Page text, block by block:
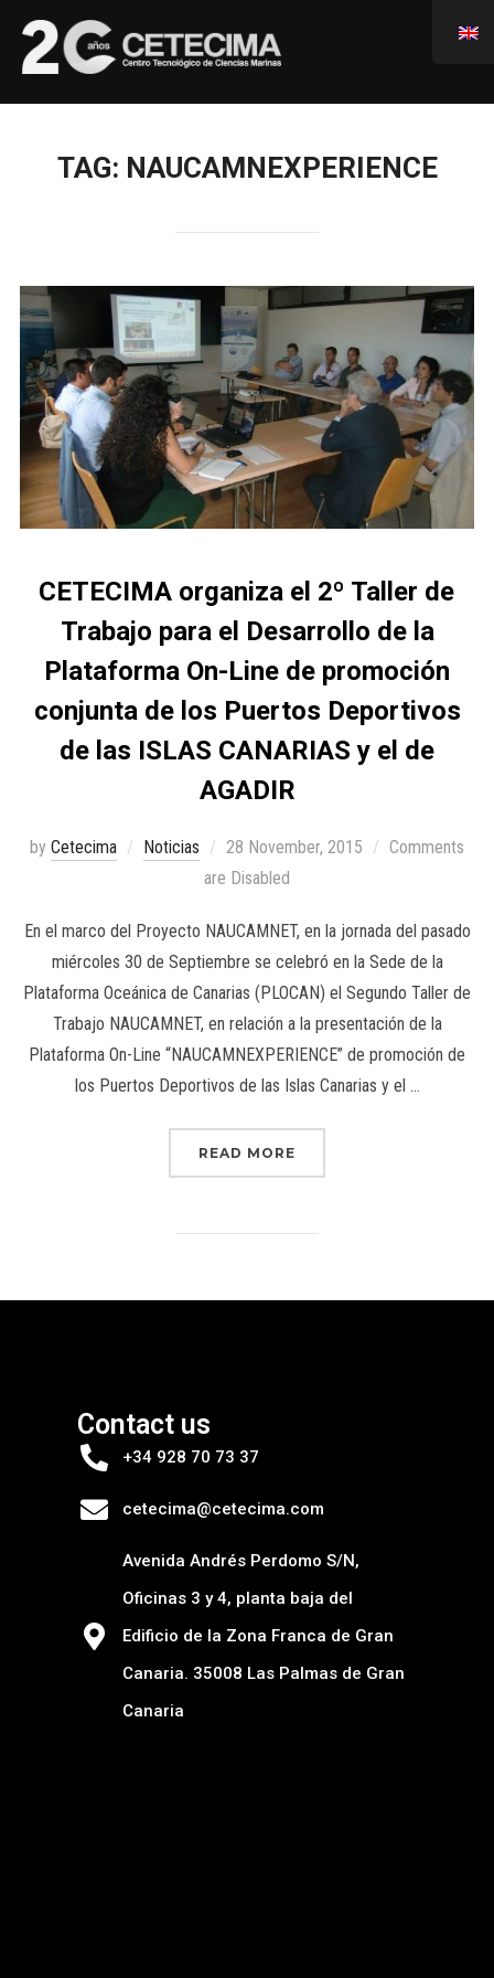
TAG: NAUCAMNEXPERIENCE
CETECIMA organiza el 2º Taller de
Trabajo para el Desarrollo de la
Plataforma On-Line de promoción
conjunta de los Puertos Deportivos
de las ISLAS CANARIAS y el de
AGADIR
by Cetecima Noticias 28 November, 2015
Comments
are Disabled
En el marco del Proyecto NAUCAMNET, en la jornada del pasado
miércoles 30 de Septiembre se celebró en la Sede de la
Plataforma Oceánica de Canarias (PLOCAN) el Segundo Taller de
Trabajo NAUCAMNET, en relación a la presentación de la
Plataforma On-Line “NAUCAMNEXPERIENCE” de promoción de
los Puertos Deportivos de las Islas Canarias y el …
READ MORE
Contact us
+34 928 70 73 37
cetecima@cetecima.com
Avenida Andrés Perdomo S/N,
Oficinas 3 y 4, planta baja del
Edificio de la Zona Franca de Gran
Canaria. 35008 Las Palmas de Gran
Canaria